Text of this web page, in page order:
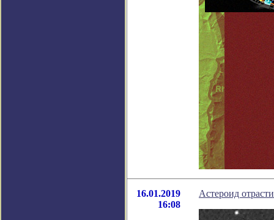
16.01.2019
16:08
Астероид